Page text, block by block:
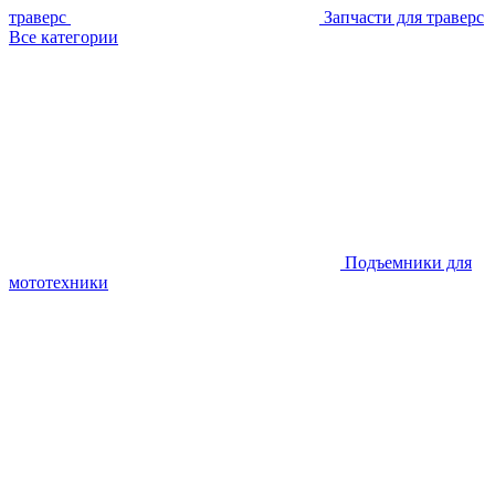
траверс
Запчасти для траверс
Все категории
Подъемники для
мототехники